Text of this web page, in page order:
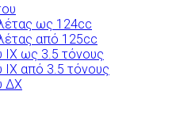
ως 124cc
από 125cc
ΙΧ ως 3.5 τόνους
ΙΧ από 3.5 τόνους
ΔΧ